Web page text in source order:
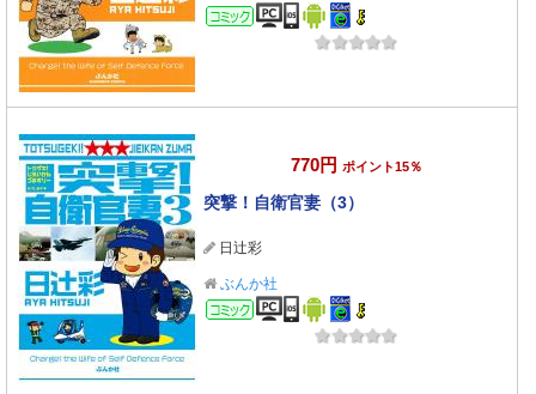
コミック
770円 ポイント15％
突撃！自衛官妻（3）
日辻彩
ぶんか社
コミック